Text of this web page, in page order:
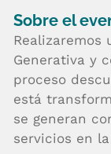
Sobre el
Realizaremos
Generativa y
proceso
está
se generan
servicios en